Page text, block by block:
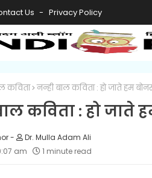
Us Privacy Policy
कविता नन्ही बाल कविता : हो जाते हम
कविता : हो जाते
Dr. Mulla Adam Ali
am
1 minute read